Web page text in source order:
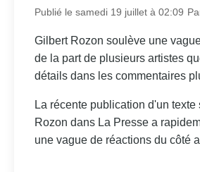
Publié le samedi 19 juillet à 02:09
Gilbert Rozon soulève une
de la part de plusieurs artistes
détails dans les commentaires
La récente publication d'un texte
Rozon dans La Presse a
une vague de réactions du côté